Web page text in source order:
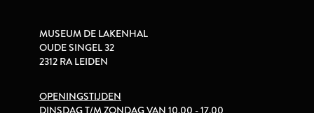
MUSEUM DE LAKENHAL
OUDE SINGEL 32
2312 RA LEIDEN
OPENINGSTIJDEN